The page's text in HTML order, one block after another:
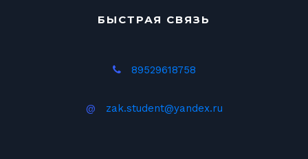
БЫСТРАЯ СВЯЗЬ
89529618758
@ zak.student@yandex.ru